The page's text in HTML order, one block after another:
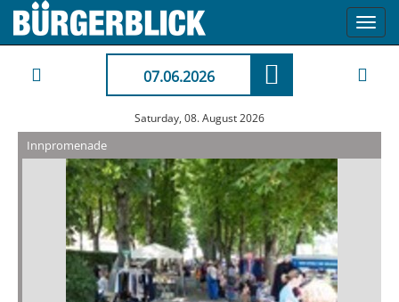
07.06.2026
Saturday, 08. August 2026
Innpromenade